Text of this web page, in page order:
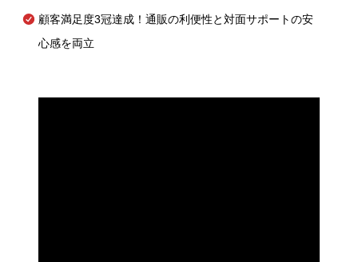
顧客満足度3冠達成！通販の利便性と対面サポートの安
心感を両立